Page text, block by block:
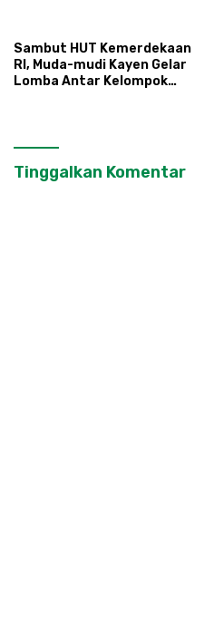
Sambut HUT Kemerdekaan
RI, Muda-mudi Kayen Gelar
Lomba Antar Kelompok
Tinggalkan Komentar